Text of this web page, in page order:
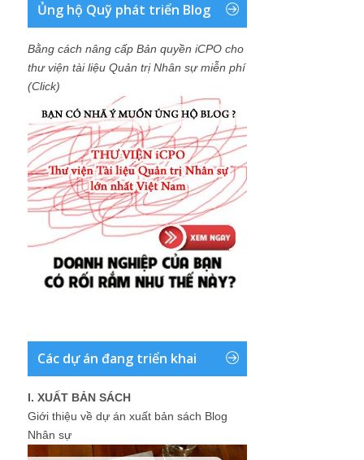
Ủng hộ Quỹ phát triển Blog
Bằng cách nâng cấp Bản quyền iCPO cho
thư viện tài liệu Quản trị Nhân sự miễn phí
(Click)
Các dự án đang triển khai
I. XUẤT BẢN SÁCH
Giới thiệu về dự án xuất bản sách Blog
Nhân sự